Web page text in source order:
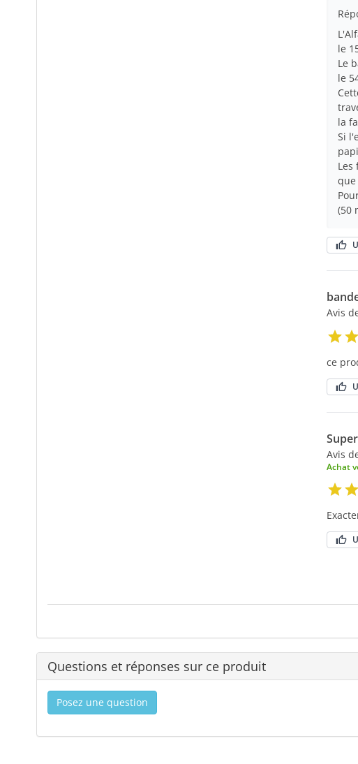
le
Le
le
la
Si
Les
(50
Avis
ce
Super
Avis
Achat
Questions et réponses sur ce produit
Posez une question